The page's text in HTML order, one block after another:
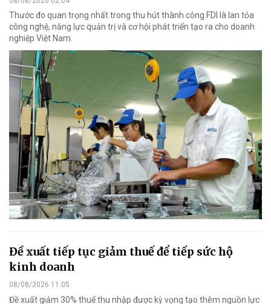
Thước đo quan trọng nhất trong thu hút thành công FDI là lan tỏa
công nghệ, năng lực quản trị và cơ hội phát triển tạo ra cho doanh
nghiệp Việt Nam.
Đề xuất tiếp tục giảm thuế để tiếp sức hộ
kinh doanh
08/08/2026 11:05
Đề xuất giảm 30% thuế thu nhập được kỳ vọng tạo thêm nguồn lực